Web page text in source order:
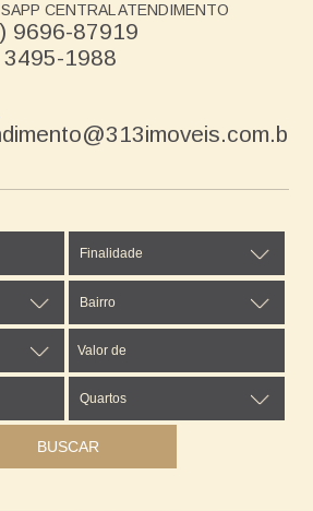
CENTRAL ATENDIMENTO
9696-87919
1988